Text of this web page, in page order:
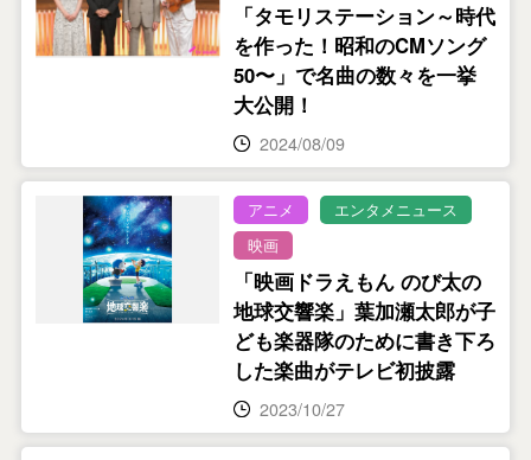
「タモリステーション～時代
を作った！昭和のCMソング
50〜」で名曲の数々を一挙
大公開！
2024/08/09
アニメ
エンタメニュース
映画
「映画ドラえもん のび太の
地球交響楽」葉加瀬太郎が子
ども楽器隊のために書き下ろ
した楽曲がテレビ初披露
2023/10/27